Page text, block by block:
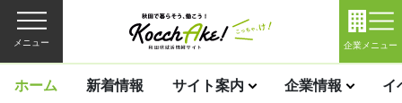
メニュー 企業メニュー
ホーム 新着情報 サイト案内 企業情報 イ